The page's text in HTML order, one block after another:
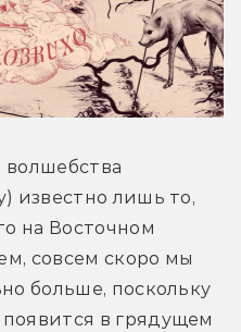
известно лишь то,
на Восточном
совсем скоро мы
больше, поскольку
появится в грядущем